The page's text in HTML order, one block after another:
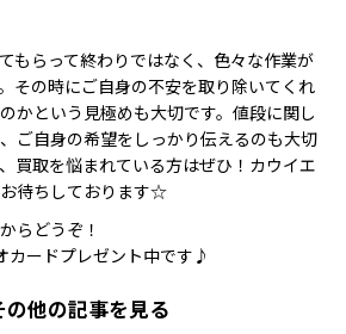
もらって終わりではなく、色々な作業が
その時にご自身の不安を取り除いてくれ
かという見極めも大切です。値段に関し
ご自身の希望をしっかり伝えるのも大切
買取を悩まれている方はぜひ！カウイエ
待ちしております☆
からどうぞ！
カードプレゼント中です♪
の他の記事を見る